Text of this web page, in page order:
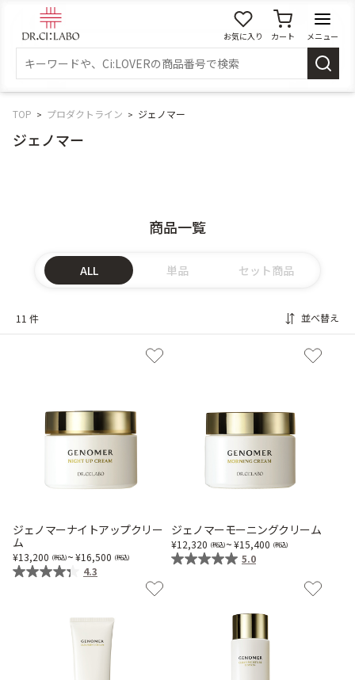
お気に入り カート メニュー
商品カテゴリーから探す TOP
プロダクトラインから探す
VC100ライン
エンリッチリフトライン
エンリッチメディカリフトライン
ブライトニングライン
プロダクトライン TOP
TOP プロダクトライン ジェノマー
ジェノマー
商品一覧
ALL 単品 セット商品
11 件 並べ替え
ジェノマーナイトアップクリー
ム
13,200 ~ 16,500
4.3
ジェノマーモーニングクリーム
12,320 ~ 15,400
5.0